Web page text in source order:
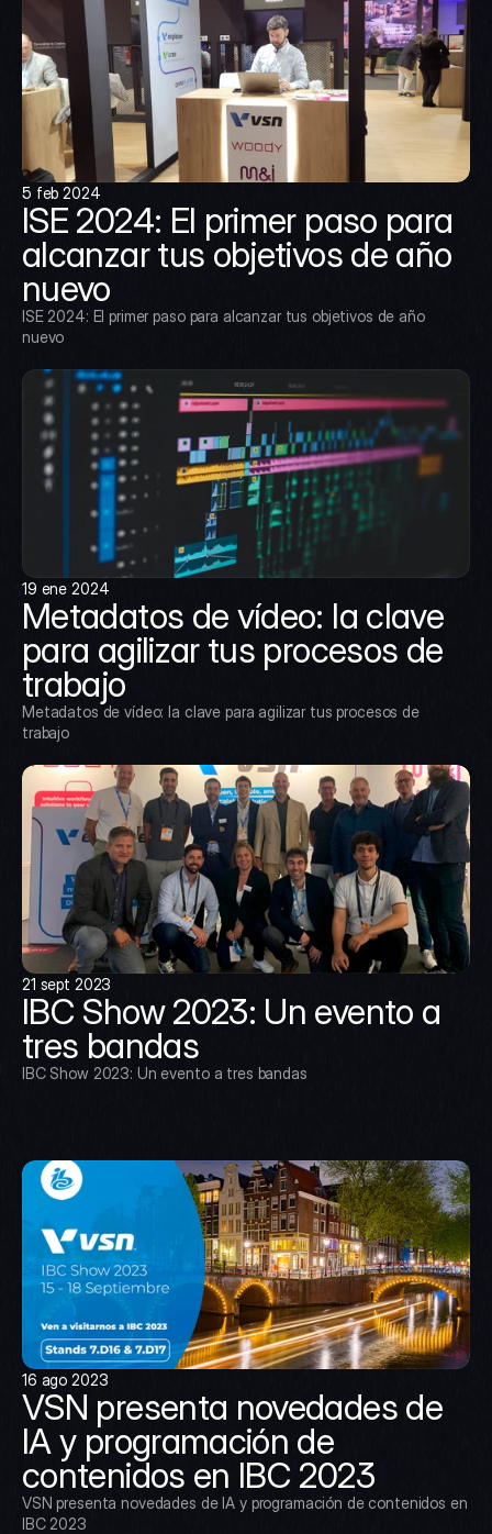
5 feb 2024
ISE 2024: El primer paso para
alcanzar tus objetivos de año
nuevo
ISE 2024: El primer paso para alcanzar tus objetivos de año
nuevo
19 ene 2024
Metadatos de vídeo: la clave
para agilizar tus procesos de
trabajo
Metadatos de vídeo: la clave para agilizar tus procesos de
trabajo
21 sept 2023
IBC Show 2023: Un evento a
tres bandas
IBC Show 2023: Un evento a tres bandas
16 ago 2023
VSN presenta novedades de
IA y programación de
contenidos en IBC 2023
VSN presenta novedades de IA y programación de contenidos en
IBC 2023